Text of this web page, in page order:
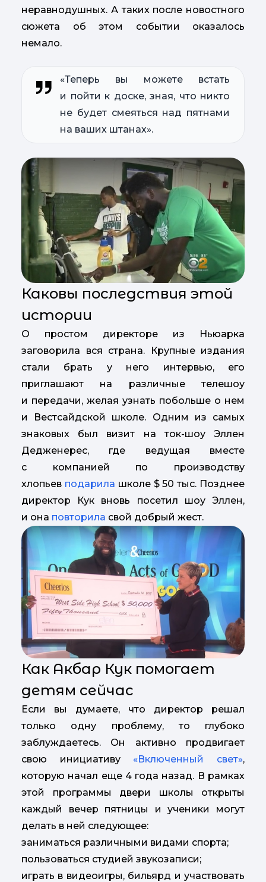
неравнодушных. А таких после новостного
сюжета об этом событии оказалось
немало.
«Теперь вы можете встать
и пойти к доске, зная, что никто
не будет смеяться над пятнами
на ваших штанах».
Каковы последствия этой
истории
О простом директоре из Ньюарка
заговорила вся страна. Крупные издания
стали брать у него интервью, его
приглашают на различные телешоу
и передачи, желая узнать побольше о нем
и Вестсайдской школе. Одним из самых
знаковых был визит на ток-шоу Эллен
Дедженерес, где ведущая вместе
с компанией по производству
хлопьев подарила школе $ 50 тыс. Позднее
директор Кук вновь посетил шоу Эллен,
и она повторила свой добрый жест.
Как Акбар Кук помогает
детям сейчас
Если вы думаете, что директор решал
только одну проблему, то глубоко
заблуждаетесь. Он активно продвигает
свою инициативу «Включенный свет»,
которую начал еще 4 года назад. В рамках
этой программы двери школы открыты
каждый вечер пятницы и ученики могут
делать в ней следующее:
заниматься различными видами спорта;
пользоваться студией звукозаписи;
играть в видеоигры, бильярд и участвовать